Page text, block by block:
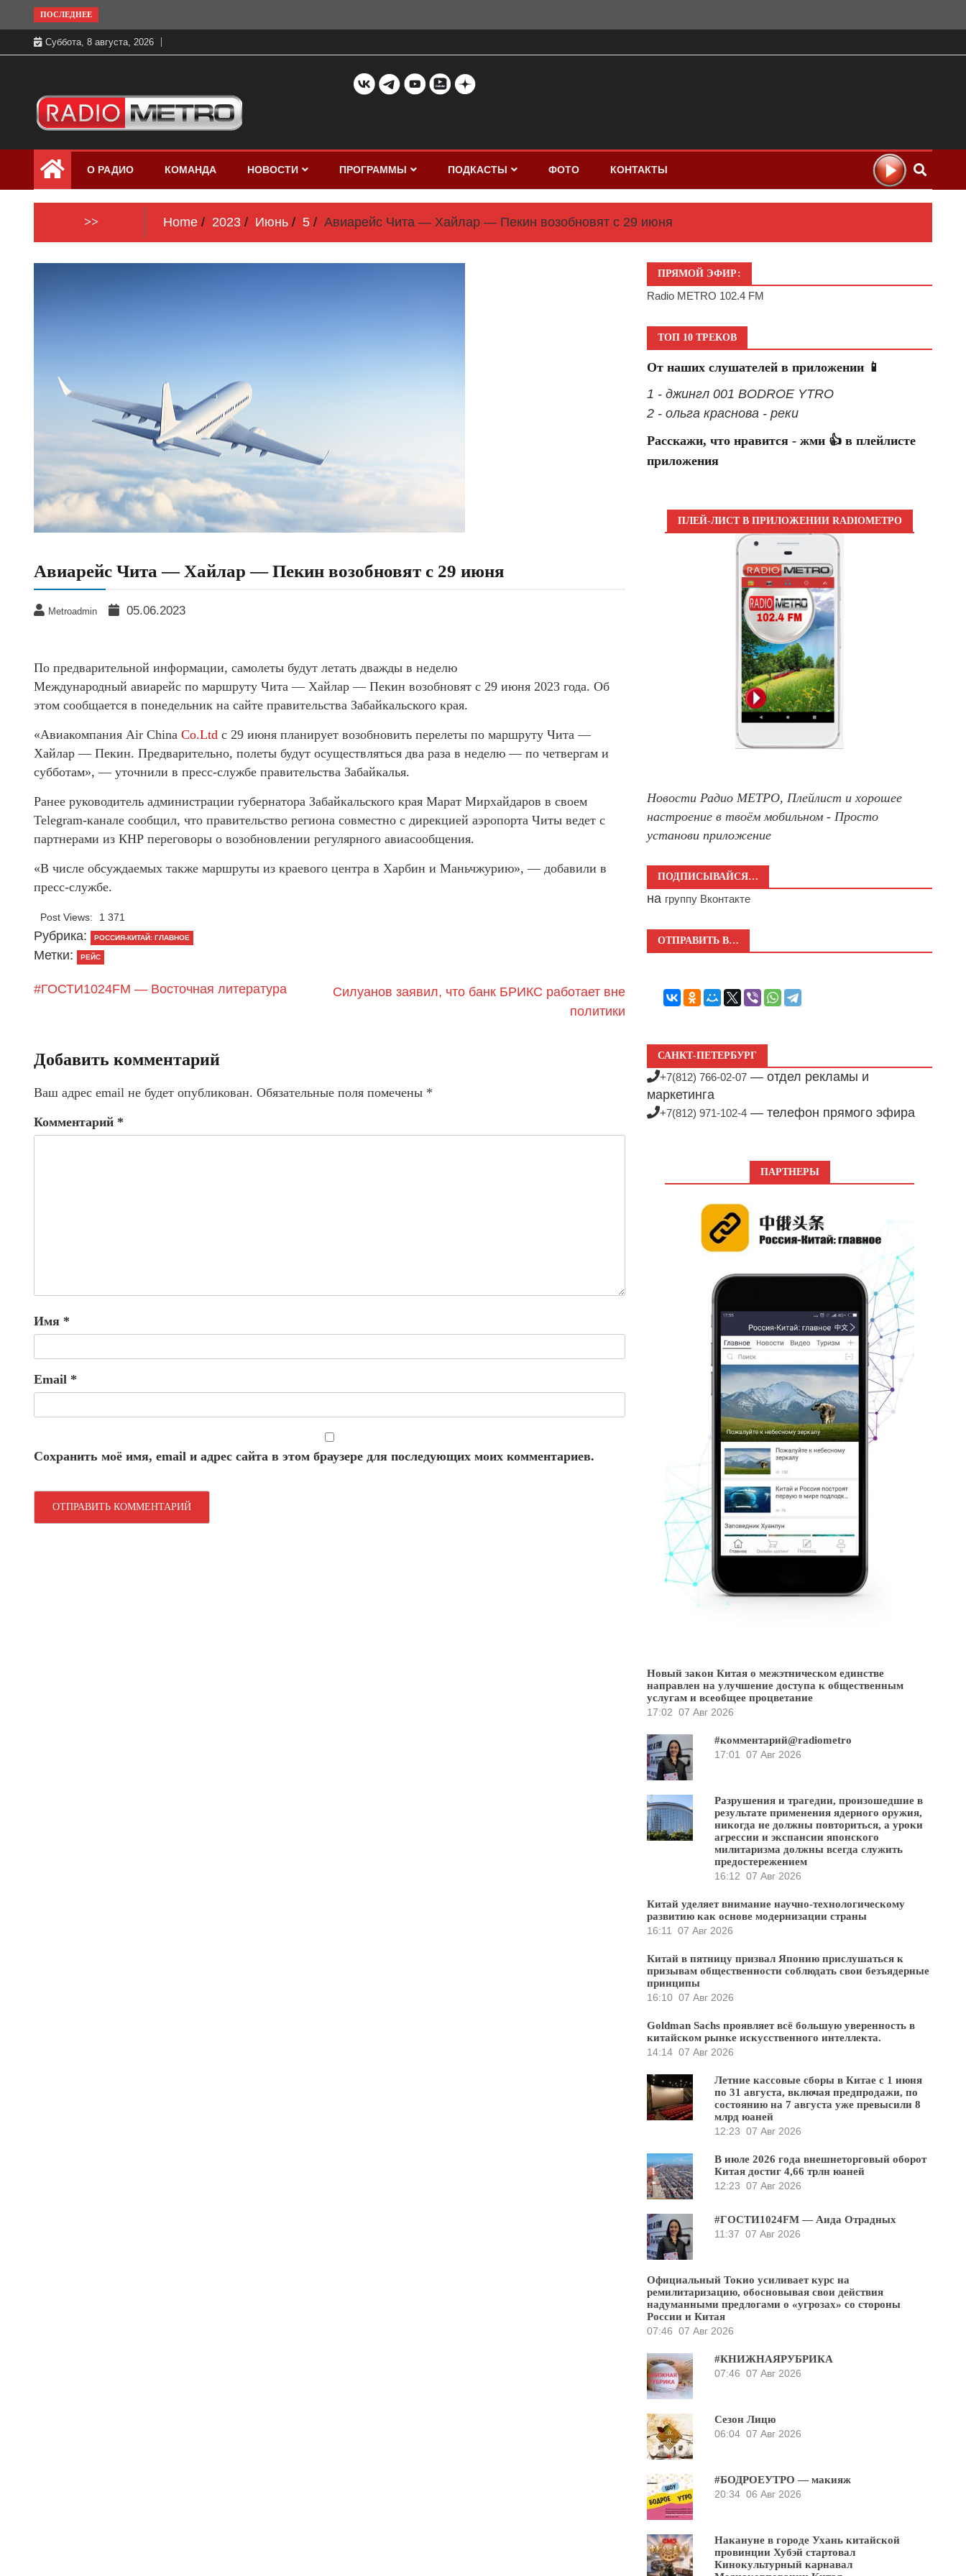
to
content
ПОСЛЕДНЕЕ
Суббота, 8 августа, 2026
Радио МЕТРО
бесплатно в хорошем качестве Санкт-
Петербург и Россия
О РАДИО КОМАНДА НОВОСТИ ПРОГРАММЫ ПОДКАСТЫ ФОТО КОНТАКТЫ
>> Home 2023 Июнь 5 Авиарейс Чита — Хайлар — Пекин возобновят с 29 июня
Авиарейс Чита — Хайлар — Пекин возобновят с 29 июня
Metroadmin 05.06.2023
По предварительной информации, самолеты будут летать дважды в неделю
Международный авиарейс по маршруту Чита — Хайлар — Пекин возобновят с 29 июня 2023 года. Об
этом сообщается в понедельник на сайте правительства Забайкальского края.
«Авиакомпания Air China Co.Ltd с 29 июня планирует возобновить перелеты по маршруту Чита —
Хайлар — Пекин. Предварительно, полеты будут осуществляться два раза в неделю — по четвергам и
субботам», — уточнили в пресс-службе правительства Забайкалья.
Ранее руководитель администрации губернатора Забайкальского края Марат Мирхайдаров в своем
Telegram-канале сообщил, что правительство региона совместно с дирекцией аэропорта Читы ведет с
партнерами из КНР переговоры о возобновлении регулярного авиасообщения.
«В числе обсуждаемых также маршруты из краевого центра в Харбин и Маньчжурию», — добавили в
пресс-службе.
Post Views: 1 371
Рубрика: РОССИЯ-КИТАЙ: ГЛАВНОЕ
Метки: РЕЙС
#ГОСТИ1024FM — Восточная литература
Силуанов заявил, что банк БРИКС работает вне
политики
Добавить комментарий
Ваш адрес email не будет опубликован. Обязательные поля помечены *
Комментарий *
Имя *
Email *
Сохранить моё имя, email и адрес сайта в этом браузере для последующих моих комментариев.
ПРЯМОЙ ЭФИР:
Radio METRO 102.4 FM
ТОП 10 ТРЕКОВ
От наших слушателей в приложении 📱
1 - джингл 001 BODROE YTRO
2 - ольга краснова - реки
Расскажи, что нравится - жми 👍 в плейлисте
приложения
ПЛЕЙ-ЛИСТ В ПРИЛОЖЕНИИ RADIOМЕТРО
Новости Радио МЕТРО, Плейлист и хорошее
настроение в твоём мобильном - Просто
установи приложение
ПОДПИСЫВАЙСЯ…
на группу Вконтакте
ОТПРАВИТЬ В…
САНКТ-ПЕТЕРБУРГ
+7(812) 766-02-07 — отдел рекламы и
маркетинга
+7(812) 971-102-4 — телефон прямого эфира
ПАРТНЕРЫ
Новый закон Китая о межэтническом единстве
направлен на улучшение доступа к общественным
услугам и всеобщее процветание
17:02 07 Авг 2026
#комментарий@radiometro
17:01
07 Авг 2026
Разрушения и трагедии, произошедшие в
результате применения ядерного оружия,
никогда не должны повториться, а уроки
агрессии и экспансии японского
милитаризма должны всегда служить
предостережением
16:12 07 Авг 2026
Китай уделяет внимание научно-технологическому
развитию как основе модернизации страны
16:11
07 Авг 2026
Китай в пятницу призвал Японию прислушаться к
призывам общественности соблюдать свои безъядерные
принципы
16:10 07 Авг 2026
Goldman Sachs проявляет всё большую уверенность в
китайском рынке искусственного интеллекта.
14:14 07 Авг 2026
Летние кассовые сборы в Китае с 1 июня
по 31 августа, включая предпродажи, по
состоянию на 7 августа уже превысили 8
млрд юаней
12:23 07 Авг 2026
В июле 2026 года внешнеторговый оборот
Китая достиг 4,66 трлн юаней
12:23 07 Авг 2026
#ГОСТИ1024FM — Аида Отрадных
11:37 07 Авг 2026
Официальный Токио усиливает курс на
ремилитаризацию, обосновывая свои действия
надуманными предлогами о «угрозах» со стороны
России и Китая
07:46 07 Авг 2026
#КНИЖНАЯРУБРИКА
07:46 07 Авг 2026
Сезон Лицю
06:04 07 Авг 2026
#БОДРОЕУТРО — макияж
20:34 06 Авг 2026
Накануне в городе Ухань китайской
провинции Хубэй стартовал
Кинокультурный карнавал